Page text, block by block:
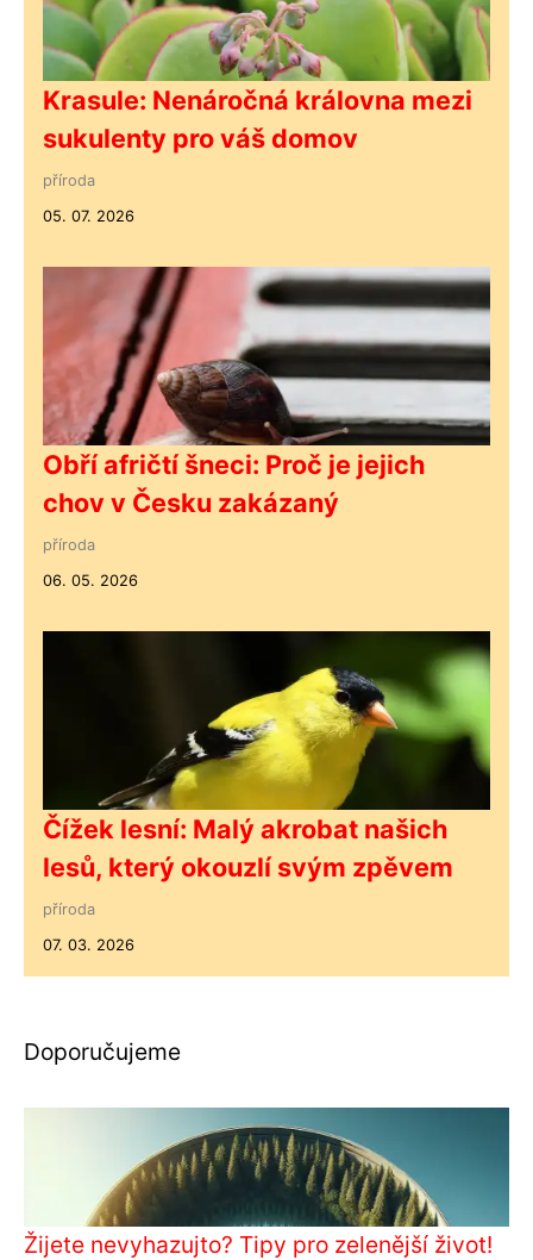
Krasule: Nenáročná královna mezi
sukulenty pro váš domov
příroda
05. 07. 2026
Obří afričtí šneci: Proč je jejich
chov v Česku zakázaný
příroda
06. 05. 2026
Čížek lesní: Malý akrobat našich
lesů, který okouzlí svým zpěvem
příroda
07. 03. 2026
Doporučujeme
Žijete nevyhazujto? Tipy pro zelenější život!